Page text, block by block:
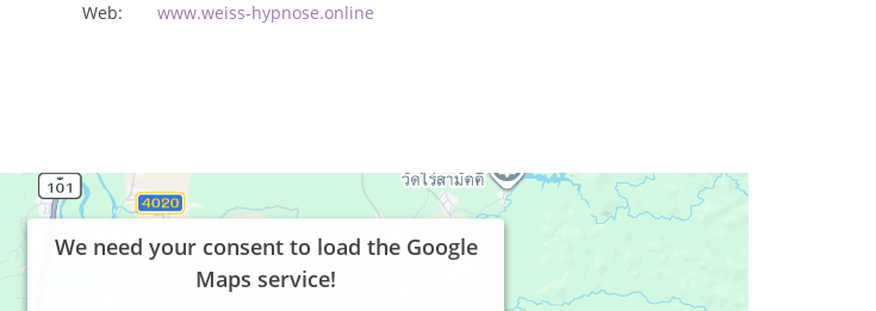
Web:
www.weiss-hypnose.online
We need your consent to load the Google
Maps service!